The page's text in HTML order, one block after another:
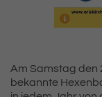
Am Samstag den
bekannte